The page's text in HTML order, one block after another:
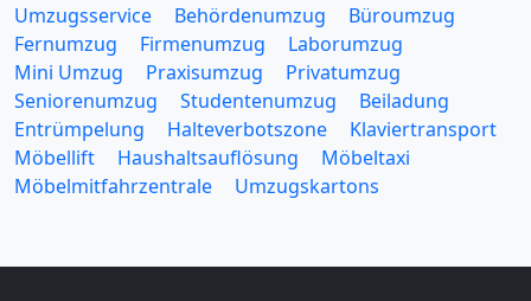
Umzugsservice Behördenumzug
Büroumzug
Fernumzug
Firmenumzug
Laborumzug
Mini Umzug
Praxisumzug
Privatumzug
Seniorenumzug
Studentenumzug
Beiladung
Entrümpelung
Halteverbotszone
Klaviertransport
Möbellift
Haushaltsauflösung
Möbeltaxi
Möbelmitfahrzentrale
Umzugskartons